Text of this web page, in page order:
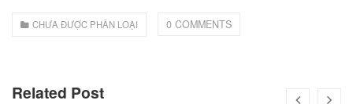
CHƯA ĐƯỢC PHÂN LOẠI 0 COMMENTS
Related Post